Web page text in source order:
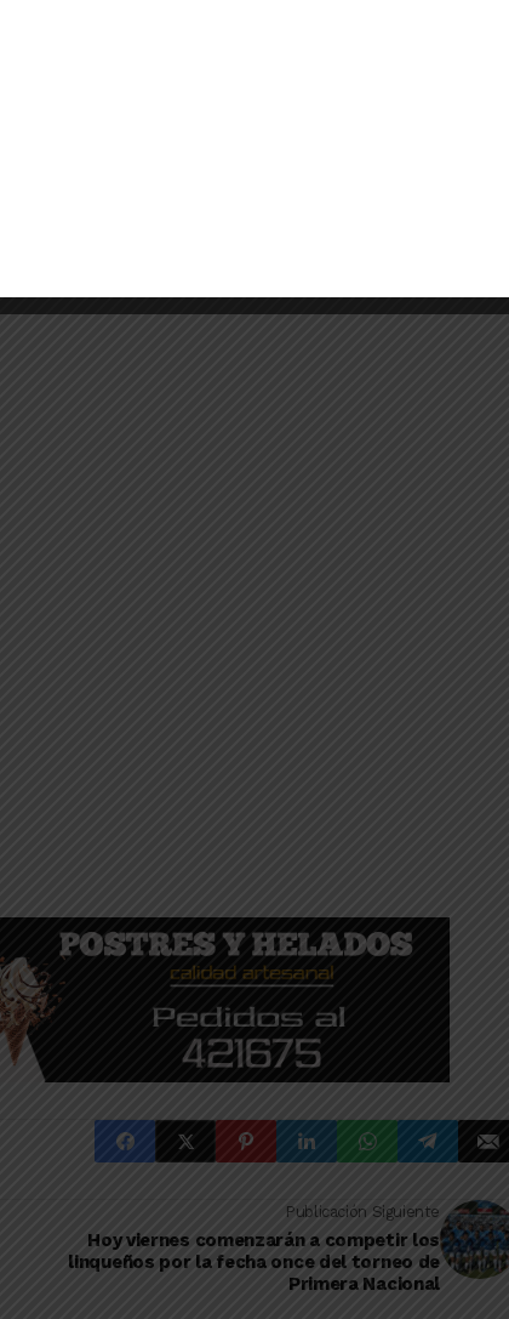
Publicación Siguiente
Hoy viernes comenzarán a competir los
linqueños por la fecha once del torneo de
Primera Nacional